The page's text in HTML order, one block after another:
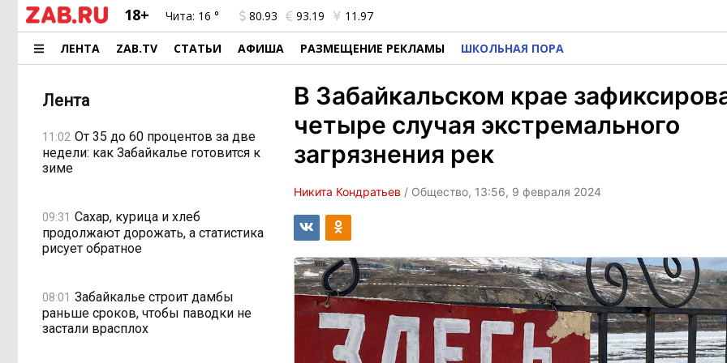
18+ Чита: 16 ° 80.93 93.19 11.97
ЛЕНТА ZAB.TV СТАТЬИ АФИША РАЗМЕЩЕНИЕ РЕКЛАМЫ ШКОЛЬНАЯ ПОРА
Лента
11:02 От 35 до 60 процентов за две
недели: как Забайкалье готовится к
зиме
09:31 Сахар, курица и хлеб
продолжают дорожать, а статистика
рисует обратное
08:01 Забайкалье строит дамбы
раньше сроков, чтобы паводки не
застали врасплох
В Забайкальском крае
четыре случая экстремального
загрязнения рек
Никита Кондратьев / Общество, 13:56, 9 февраля 2024